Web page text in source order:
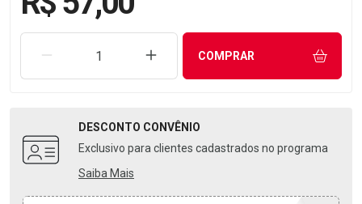
REMOVER UMA UNIDADEAUMENTAR UMA UNIDADE
COMPRAR
DESCONTO CONVÊNIO
Exclusivo para clientes cadastrados no programa
Saiba Mais